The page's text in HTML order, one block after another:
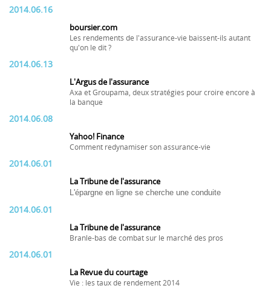
2014.06.16
boursier.com
Les rendements de l'assurance-vie baissent-ils autant
qu'on le dit ?
2014.06.13
L'Argus de l'assurance
Axa et Groupama, deux stratégies pour croire encore à
la banque
2014.06.08
Yahoo! Finance
Comment redynamiser son assurance-vie
2014.06.01
La Tribune de l'assurance
L'épargne en ligne se cherche une conduite
2014.06.01
La Tribune de l'assurance
Branle-bas de combat sur le marché des pros
2014.06.01
La Revue du courtage
Vie : les taux de rendement 2014